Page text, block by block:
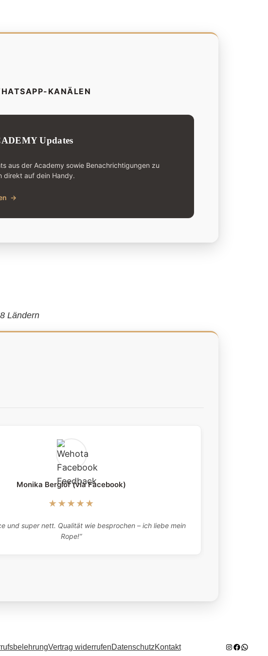
KANÄLEN
Updates
aus der Academy sowie Benachrichtigungen zu
direkt auf dein Handy.
→
Ländern
Monika Berglöf (via Facebook)
★★★★★
und super nett. Qualität wie besprochen – ich liebe mein
Rope!“
Vertrag widerrufenDatenschutzKontakt Instagram
Facebook